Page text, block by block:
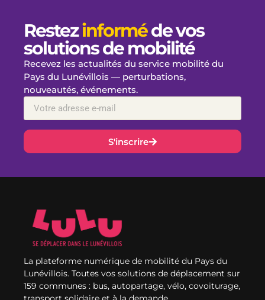
Restezinforméde vos
solutions de mobilité
Recevez les actualités du service mobilité du
Pays du Lunévillois — perturbations,
nouveautés, événements.
S'inscrire
La plateforme numérique de mobilité du Pays du
Lunévillois. Toutes vos solutions de déplacement sur
159 communes : bus, autopartage, vélo, covoiturage,